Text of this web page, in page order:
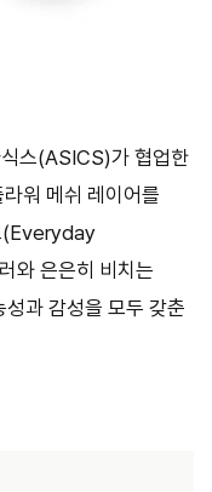
스(ASICS)가 협업한
워 메쉬 레이어를
(Everyday
와 은은히 비치는
과 감성을 모두 갖춘